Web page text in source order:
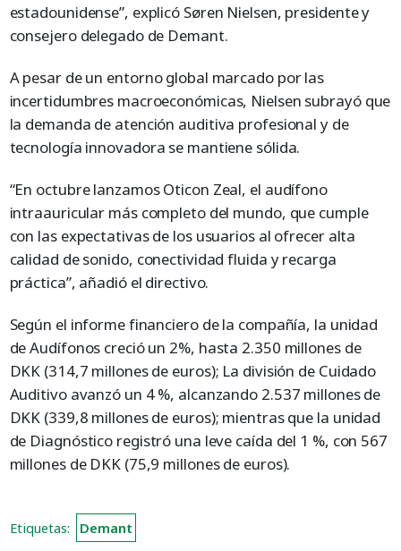
estadounidense”, explicó Søren Nielsen, presidente y
consejero delegado de Demant.
A pesar de un entorno global marcado por las
incertidumbres macroeconómicas, Nielsen subrayó que
la demanda de atención auditiva profesional y de
tecnología innovadora se mantiene sólida.
“En octubre lanzamos Oticon Zeal, el audífono
intraauricular más completo del mundo, que cumple
con las expectativas de los usuarios al ofrecer alta
calidad de sonido, conectividad fluida y recarga
práctica”, añadió el directivo.
Según el informe financiero de la compañía, la unidad
de Audífonos creció un 2%, hasta 2.350 millones de
DKK (314,7 millones de euros); La división de Cuidado
Auditivo avanzó un 4 %, alcanzando 2.537 millones de
DKK (339,8 millones de euros); mientras que la unidad
de Diagnóstico registró una leve caída del 1 %, con 567
millones de DKK (75,9 millones de euros).
Etiquetas: Demant